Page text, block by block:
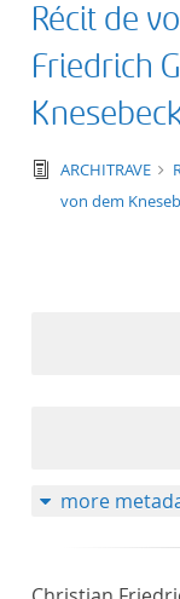
Récit de
Friedrich
text/
ARCHITRAVE
von dem
more